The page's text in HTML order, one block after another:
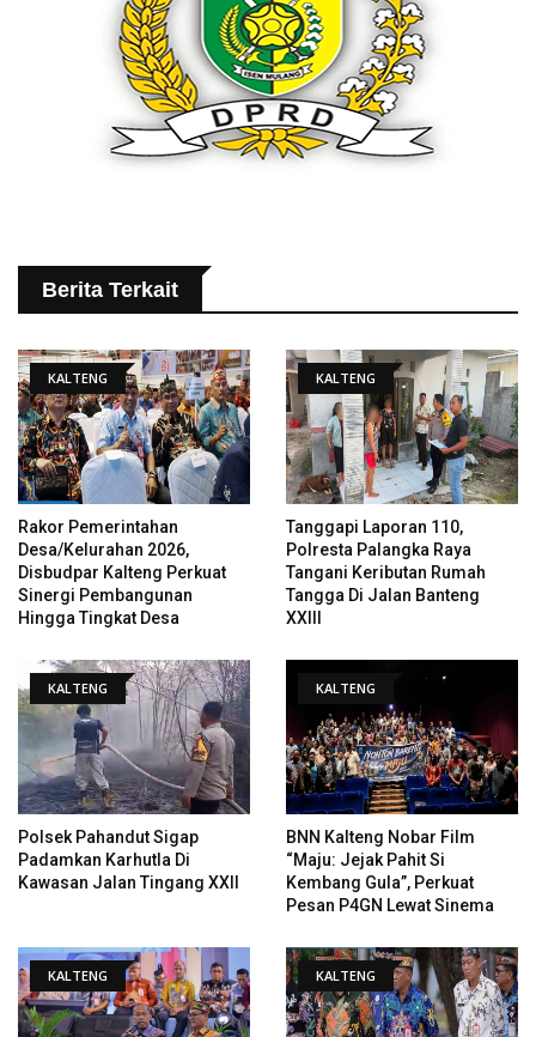
Berita Terkait
KALTENG
Rakor Pemerintahan
Desa/Kelurahan 2026,
Disbudpar Kalteng Perkuat
Sinergi Pembangunan
Hingga Tingkat Desa
KALTENG
Tanggapi Laporan 110,
Polresta Palangka Raya
Tangani Keributan Rumah
Tangga Di Jalan Banteng
XXIII
KALTENG
Polsek Pahandut Sigap
Padamkan Karhutla Di
Kawasan Jalan Tingang XXII
KALTENG
BNN Kalteng Nobar Film
“Maju: Jejak Pahit Si
Kembang Gula”, Perkuat
Pesan P4GN Lewat Sinema
KALTENG KALTENG